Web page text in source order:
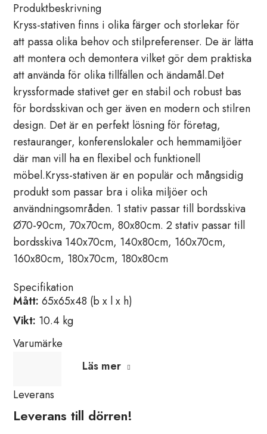
Produktbeskrivning
Kryss-stativen finns i olika färger och storlekar för
att passa olika behov och stilpreferenser. De är lätta
att montera och demontera vilket gör dem praktiska
att använda för olika tillfällen och ändamål.Det
kryssformade stativet ger en stabil och robust bas
för bordsskivan och ger även en modern och stilren
design. Det är en perfekt lösning för företag,
restauranger, konferenslokaler och hemmamiljöer
där man vill ha en flexibel och funktionell
möbel.Kryss-stativen är en populär och mångsidig
produkt som passar bra i olika miljöer och
användningsområden. 1 stativ passar till bordsskiva
Ø70-90cm, 70x70cm, 80x80cm. 2 stativ passar till
bordsskiva 140x70cm, 140x80cm, 160x70cm,
160x80cm, 180x70cm, 180x80cm
Specifikation
Mått: 65x65x48 (b x l x h)
Vikt: 10.4 kg
Varumärke
Läs mer
Leverans
Leverans till dörren!